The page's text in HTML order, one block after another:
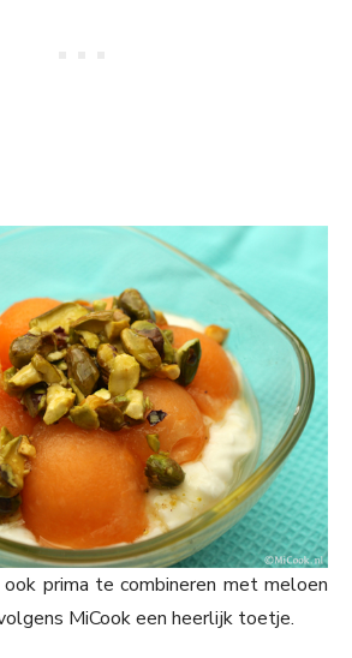
prima te combineren met meloen
MiCook een heerlijk toetje.